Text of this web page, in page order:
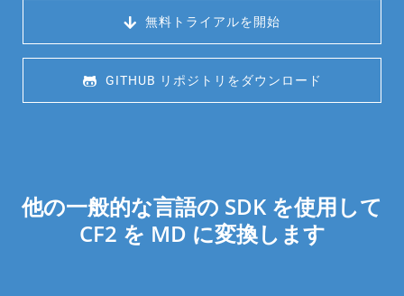
無料トライアルを開始
GITHUB リポジトリをダウンロード
他の一般的な言語の SDK を使用して
CF2 を MD に変換します